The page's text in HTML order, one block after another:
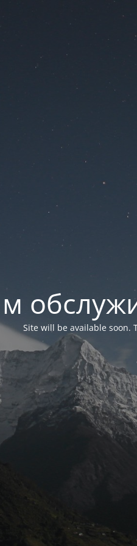
Site will be available soon.